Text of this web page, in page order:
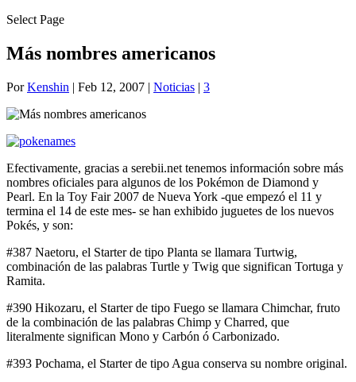
Select Page
Más nombres americanos
PorKenshin | Feb 12, 2007 | Noticias | 3
Efectivamente, gracias a serebii.net tenemos información sobre más
nombres oficiales para algunos de los Pokémon de Diamond y
Pearl. En la Toy Fair 2007 de Nueva York -que empezó el 11 y
termina el 14 de este mes- se han exhibido juguetes de los nuevos
Pokés, y son:
#387 Naetoru, el Starter de tipo Planta se llamara Turtwig,
combinación de las palabras Turtle y Twig que significan Tortuga y
Ramita.
#390 Hikozaru, el Starter de tipo Fuego se llamara Chimchar, fruto
de la combinación de las palabras Chimp y Charred, que
literalmente significan Mono y Carbón ó Carbonizado.
#393 Pochama, el Starter de tipo Agua conserva su nombre original.